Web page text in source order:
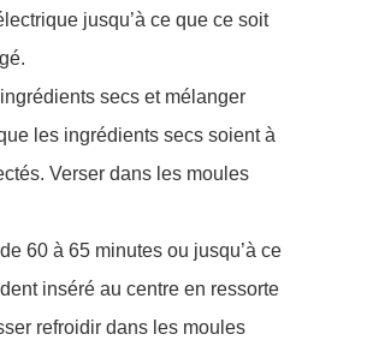
jusqu’à ce que ce soit
secs et mélanger
les ingrédients secs soient à
Verser dans les moules
60 à 65 minutes ou jusqu’à ce
inséré au centre en ressorte
refroidir dans les moules